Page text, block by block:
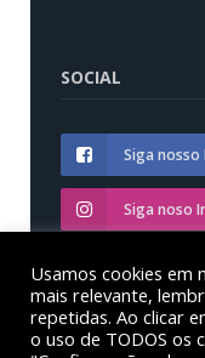
SOCIAL
Siga nosso
Siga noso
Siga
Usamos cookies em
mais relevante,
repetidas. Ao clicar
o uso de TODOS os